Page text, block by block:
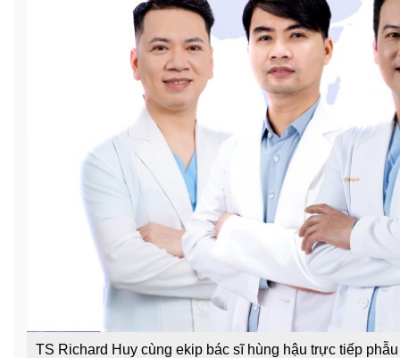
TS Richard Huy cùng ekip bác sĩ hùng hậu trực tiếp